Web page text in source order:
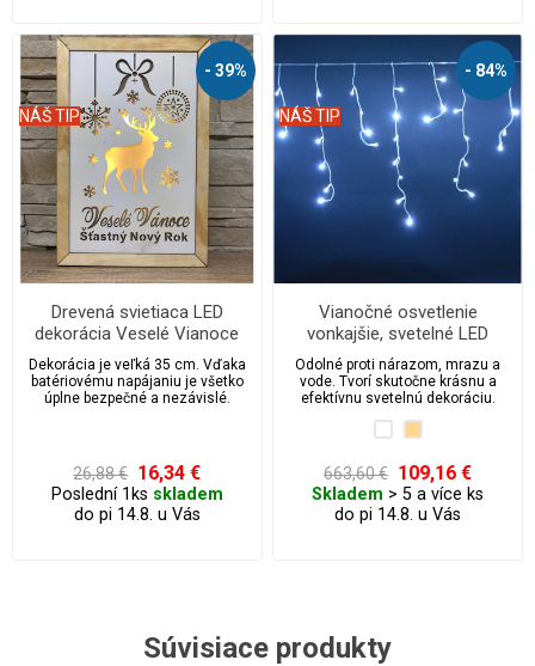
- 39%
NÁŠ TIP
Drevená svietiaca LED
dekorácia Veselé Vianoce
Dekorácia je veľká 35 cm. Vďaka
batériovému napájaniu je všetko
úplne bezpečné a nezávislé.
26,88 € 16,34 €
Poslední 1ks skladem
do pi 14.8. u Vás
- 84%
NÁŠ TIP
Vianočné osvetlenie
vonkajšie, svetelné LED
kvaple 1260 ks/45 m
Odolné proti nárazom, mrazu a
vode. Tvorí skutočne krásnu a
efektívnu svetelnú dekoráciu.
663,60 € 109,16 €
Skladem > 5 a více ks
do pi 14.8. u Vás
Súvisiace produkty